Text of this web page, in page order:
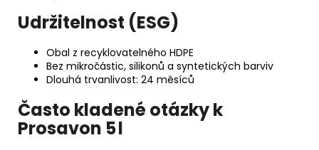
Udržitelnost (ESG)
Obal z recyklovatelného HDPE
Bez mikročástic, silikonů a syntetických barviv
Dlouhá trvanlivost: 24 měsíců
Často kladené otázky k
Prosavon 5 l